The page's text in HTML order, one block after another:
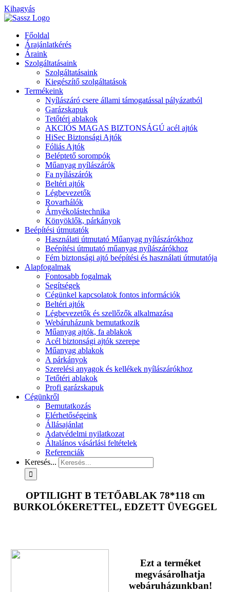
Kihagyás
Főoldal
Árajánlatkérés
Áraink
Szolgáltatásaink
Szolgáltatásaink
Kiegészítő szolgáltatások
Termékeink
Nyílászáró csere állami támogatással pályázatból
Garázskapuk
Tetőtéri ablakok
AKCIÓS MAGAS BIZTONSÁGÚ acél ajtók
HiSec Biztonsági Ajtók
Fóliás Ajtók
Beléptető sorompók
Műanyag nyílászárók
Fa nyílászárók
Beltéri ajtók
Légbevezetők
Rovarhálók
Árnyékolástechnika
Könyöklők, párkányok
Beépítési útmutatók
Használati útmutató Műanyag nyílászárókhoz
Beépítési útmutató műanyag nyílászárókhoz
Fém biztonsági ajtó beépítési és használati útmutatója
Alapfogalmak
Fontosabb fogalmak
Segítségek
Cégünkel kapcsolatok fontos információk
Beltéri ajtók
Légbevezetők és szellőzők alkalmazása
Webáruházunk bemutatkozik
Műanyag ajtók, fa ablakok
Acél biztonsági ajtók szerepe
Műanyag ablakok
A párkányok
Szerelési anyagok és kellékek nyílászárókhoz
Tetőtéri ablakok
Profi garázskapuk
Cégünkről
Bemutatkozás
Elérhetőségeink
Állásajánlat
Adatvédelmi nyilatkozat
Általános vásárlási feltételek
Referenciák
Keresés...
OPTILIGHT B TETŐABLAK 78*118 cm
BURKOLÓKERETTEL, EDZETT ÜVEGGEL
Ezt a terméket
megvásárolhatja
webáruházunkban!